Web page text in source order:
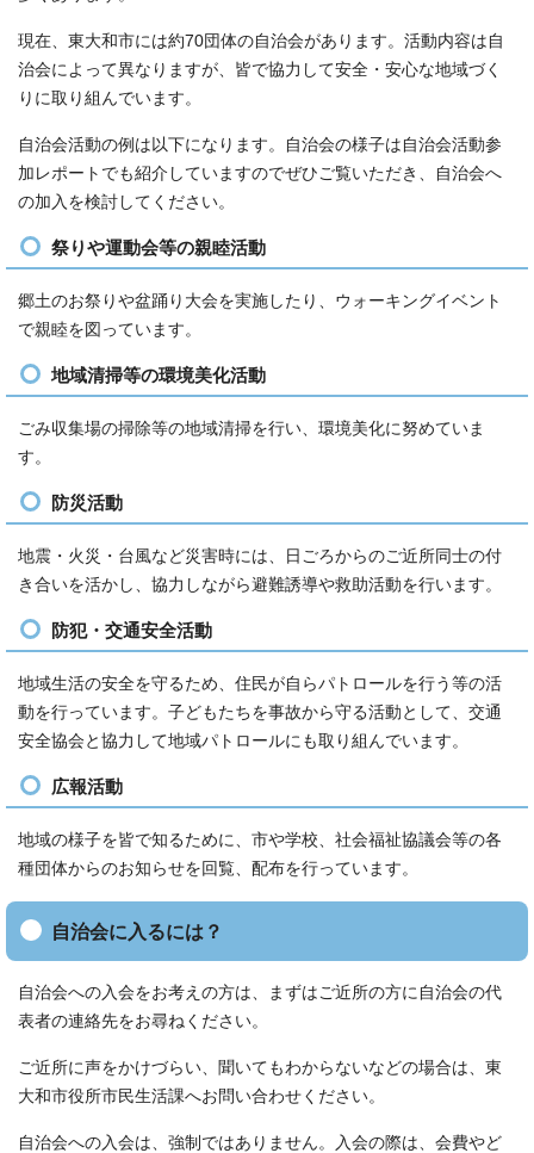
現在、東大和市には約70団体の自治会があります。活動内容は自
治会によって異なりますが、皆で協力して安全・安心な地域づく
りに取り組んでいます。
自治会活動の例は以下になります。自治会の様子は自治会活動参
加レポートでも紹介していますのでぜひご覧いただき、自治会へ
の加入を検討してください。
祭りや運動会等の親睦活動
郷土のお祭りや盆踊り大会を実施したり、ウォーキングイベント
で親睦を図っています。
地域清掃等の環境美化活動
ごみ収集場の掃除等の地域清掃を行い、環境美化に努めていま
す。
防災活動
地震・火災・台風など災害時には、日ごろからのご近所同士の付
き合いを活かし、協力しながら避難誘導や救助活動を行います。
防犯・交通安全活動
地域生活の安全を守るため、住民が自らパトロールを行う等の活
動を行っています。子どもたちを事故から守る活動として、交通
安全協会と協力して地域パトロールにも取り組んでいます。
広報活動
地域の様子を皆で知るために、市や学校、社会福祉協議会等の各
種団体からのお知らせを回覧、配布を行っています。
自治会に入るには？
自治会への入会をお考えの方は、まずはご近所の方に自治会の代
表者の連絡先をお尋ねください。
ご近所に声をかけづらい、聞いてもわからないなどの場合は、東
大和市役所市民生活課へお問い合わせください。
自治会への入会は、強制ではありません。入会の際は、会費やど